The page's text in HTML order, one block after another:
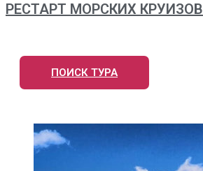
РЕСТАРТ МОРСКИХ КРУИЗОВ
ПОИСК ТУРА